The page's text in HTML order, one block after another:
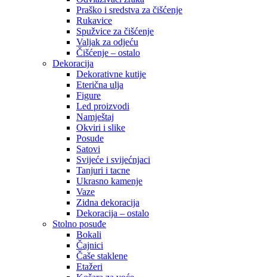
Praško i sredstva za čišćenje
Rukavice
Spužvice za čišćenje
Valjak za odjeću
Čišćenje – ostalo
Dekoracija
Dekorativne kutije
Eterična ulja
Figure
Led proizvodi
Namještaj
Okviri i slike
Posude
Satovi
Svijeće i svijećnjaci
Tanjuri i tacne
Ukrasno kamenje
Vaze
Zidna dekoracija
Dekoracija – ostalo
Stolno posuđe
Bokali
Čajnici
Čaše staklene
Etažeri